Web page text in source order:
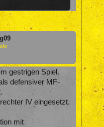
gestrigen Spiel.
defensiver MF-
IV eingesetzt.
mit